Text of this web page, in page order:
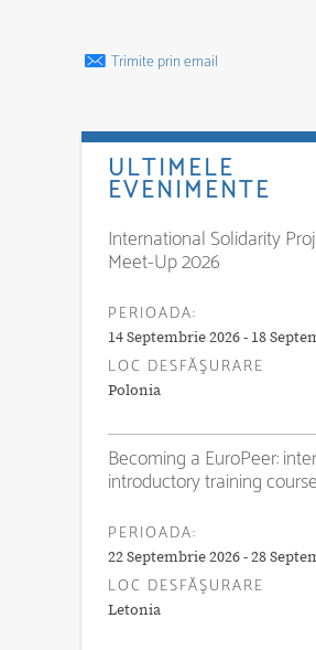
Trimite prin email
ULTIMELE
EVENIMENTE
International Solidarity
Meet-Up 2026
PERIOADA:
14 Septembrie 2026 - 18
LOC DESFĂŞURARE
Polonia
Becoming a EuroPeer:
introductory training course
PERIOADA:
22 Septembrie 2026 - 28
LOC DESFĂŞURARE
Letonia